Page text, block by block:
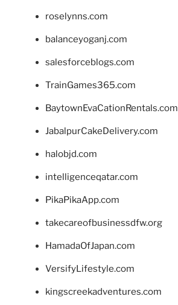
roselynns.com
balanceyoganj.com
salesforceblogs.com
TrainGames365.com
BaytownEvaCationRentals.com
JabalpurCakeDelivery.com
halobjd.com
intelligenceqatar.com
PikaPikaApp.com
takecareofbusinessdfw.org
HamadaOfJapan.com
VersifyLifestyle.com
kingscreekadventures.com